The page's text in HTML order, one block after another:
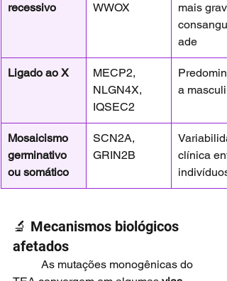
recessivo
WWOX
mais
ade
Ligado ao X
MECP2,
NLGN4X,
IQSEC2
a
Mosaicismo
germinativo
ou somático
SCN2A,
GRIN2B
clínica
indivíduos
🔬 Mecanismos biológicos
afetados